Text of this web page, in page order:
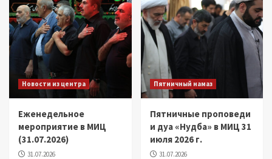
Новости из центра
Еженедельное
мероприятие в МИЦ
(31.07.2026)
31.07.2026
Пятничный намаз
Пятничные проповеди
и дуа «Нудба» в МИЦ 31
июля 2026 г.
31.07.2026